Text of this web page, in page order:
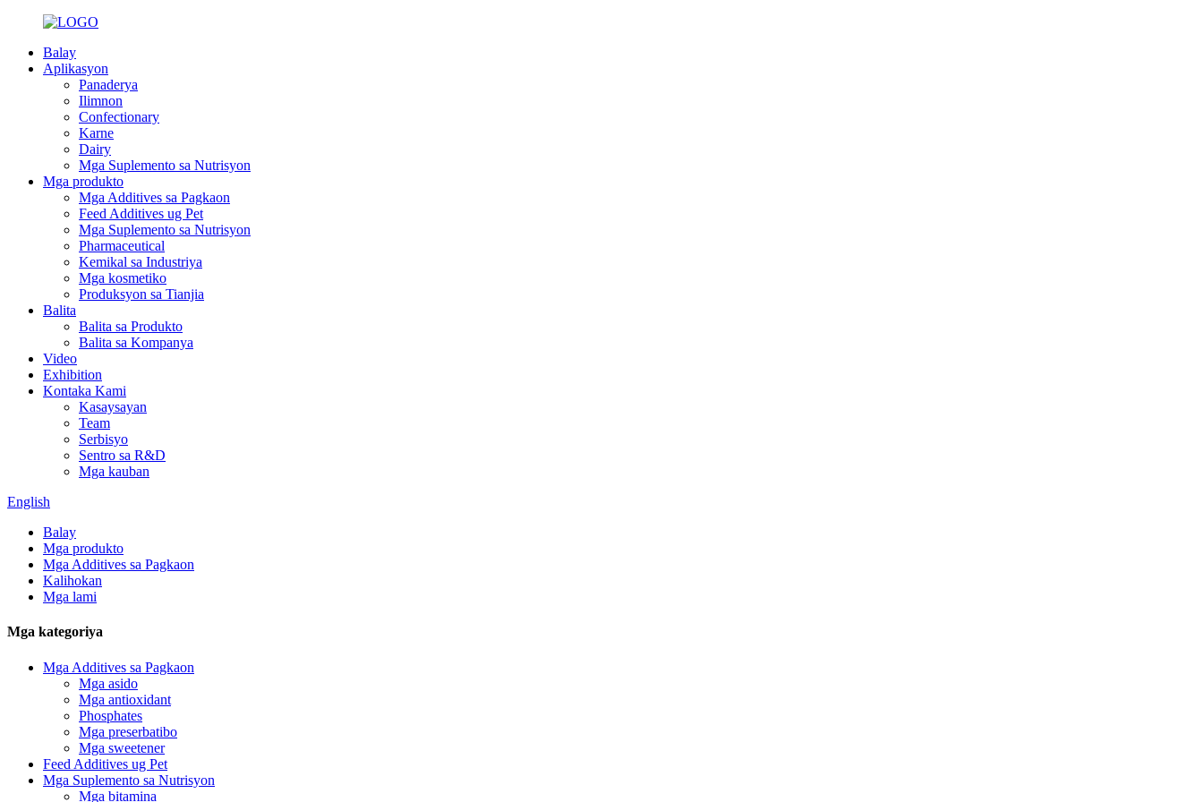
Balay
Aplikasyon
Panaderya
Ilimnon
Confectionary
Karne
Dairy
Mga Suplemento sa Nutrisyon
Mga produkto
Mga Additives sa Pagkaon
Feed Additives ug Pet
Mga Suplemento sa Nutrisyon
Pharmaceutical
Kemikal sa Industriya
Mga kosmetiko
Produksyon sa Tianjia
Balita
Balita sa Produkto
Balita sa Kompanya
Video
Exhibition
Kontaka Kami
Kasaysayan
Team
Serbisyo
Sentro sa R&D
Mga kauban
English
Balay
Mga produkto
Mga Additives sa Pagkaon
Kalihokan
Mga lami
Mga kategoriya
Mga Additives sa Pagkaon
Mga asido
Mga antioxidant
Phosphates
Mga preserbatibo
Mga sweetener
Feed Additives ug Pet
Mga Suplemento sa Nutrisyon
Mga bitamina